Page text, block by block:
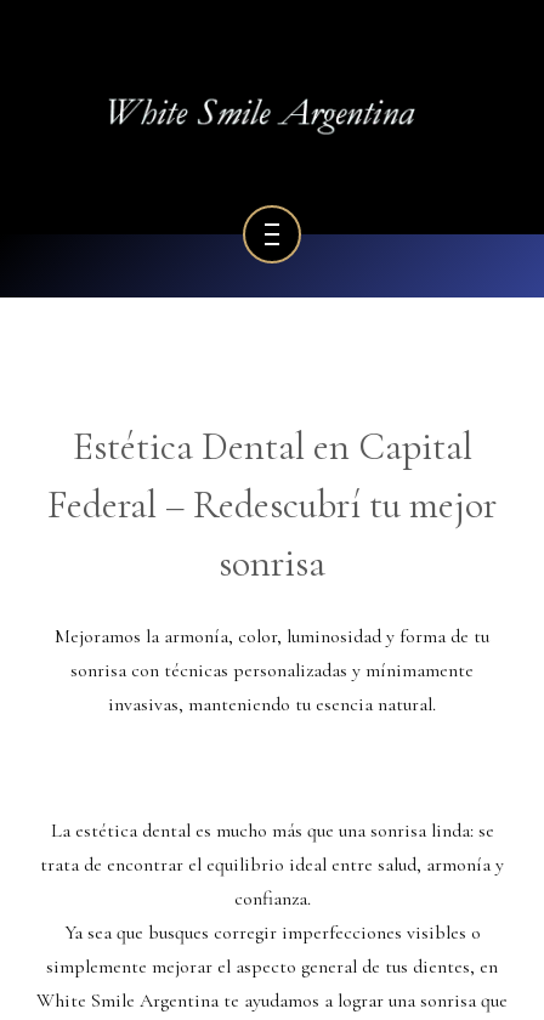
RESEÑASEstética Dental en Capital
Federal – Redescubrí tu mejor
sonrisa
Mejoramos la armonía, color, luminosidad y forma de tu
sonrisa con técnicas personalizadas y mínimamente
invasivas, manteniendo tu esencia natural.
La estética dental es mucho más que una sonrisa linda: se
trata de encontrar el equilibrio ideal entre salud, armonía y
confianza.
Ya sea que busques corregir imperfecciones visibles o
simplemente mejorar el aspecto general de tus dientes, en
White Smile Argentina te ayudamos a lograr una sonrisa que